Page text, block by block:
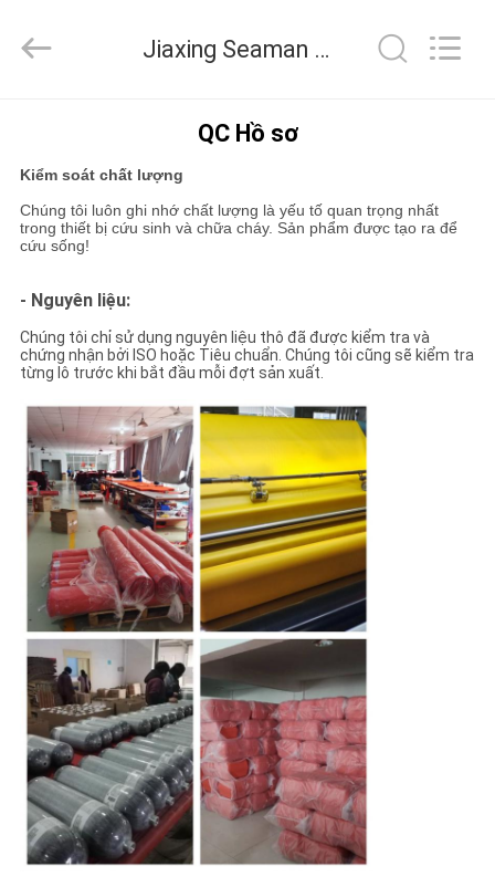
CÁC
SẢN
PHẨM
VIDEO
VỀ
CHÚNG
TÔI
THAM
QUAN
NHÀ
MÁY
KIỂM
SOÁT
CHẤT
Jiaxing
Seaman
Jiaxing Seaman Marine Co.,Ltd. Kiểm soát chất lượng
QC Hồ sơ
Kiểm soát chất lượng
Chúng tôi luôn ghi nhớ chất lượng là yếu tố quan trọng nhất
trong thiết bị cứu sinh và chữa cháy. Sản phẩm được tạo ra để
cứu sống!
- Nguyên liệu:
Chúng tôi chỉ sử dụng nguyên liệu thô đã được kiểm tra và
chứng nhận bởi ISO hoặc Tiêu chuẩn. Chúng tôi cũng sẽ kiểm tra
từng lô trước khi bắt đầu mỗi đợt sản xuất.